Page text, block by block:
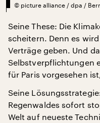
© picture alliance / dpa /
Seine These: Die
scheitern. Denn es
Verträge geben. Und
Selbstverpflichtungen
für Paris vorgesehen
Seine
Regenwaldes sofort
Welt auf neueste